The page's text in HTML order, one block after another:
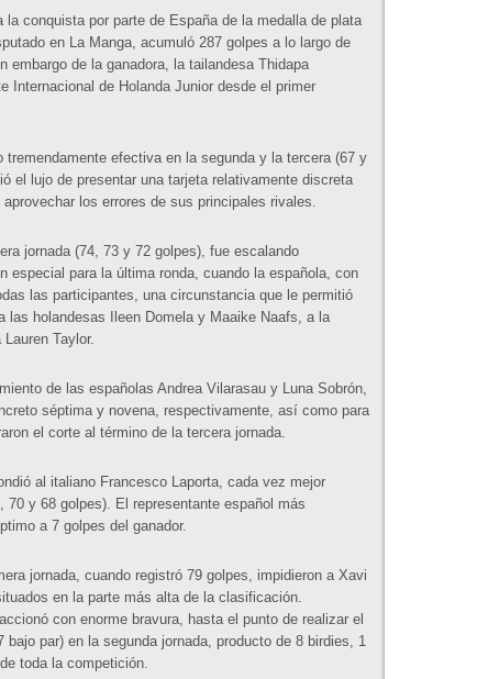
conquista por parte de España de la medalla de plata
en La Manga, acumuló 287 golpes a lo largo de
embargo de la ganadora, la tailandesa Thidapa
Internacional de Holanda Junior desde el primer
tremendamente efectiva en la segunda y la tercera (67 y
el lujo de presentar una tarjeta relativamente discreta
los errores de sus principales rivales.
jornada (74, 73 y 72 golpes), fue escalando
especial para la última ronda, cuando la española, con
las participantes, una circunstancia que le permitió
las holandesas Ileen Domela y Maaike Naafs, a la
Taylor.
de las españolas Andrea Vilarasau y Luna Sobrón,
séptima y novena, respectivamente, así como para
el corte al término de la tercera jornada.
al italiano Francesco Laporta, cada vez mejor
y 68 golpes). El representante español más
a 7 golpes del ganador.
jornada, cuando registró 79 golpes, impidieron a Xavi
en la parte más alta de la clasificación.
con enorme bravura, hasta el punto de realizar el
par) en la segunda jornada, producto de 8 birdies, 1
toda la competición.